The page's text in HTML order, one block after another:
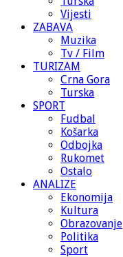
Vijesti
ZABAVA
Muzika
Tv / Film
TURIZAM
Crna Gora
Turska
SPORT
Fudbal
Košarka
Odbojka
Rukomet
Ostalo
ANALIZE
Ekonomija
Kultura
Obrazovanje
Politika
Sport